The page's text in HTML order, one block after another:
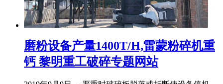
磨粉设备产量1400T/H,雷蒙粉碎机重
钙 黎明重工破碎专题网站